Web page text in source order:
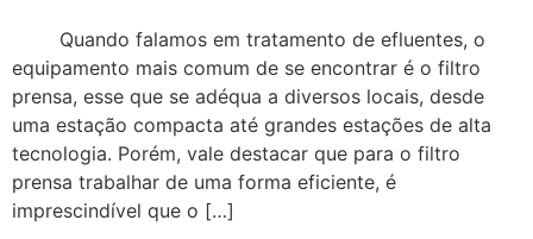
Quando falamos em tratamento de efluentes, o
equipamento mais comum de se encontrar é o filtro
prensa, esse que se adéqua a diversos locais, desde
uma estação compacta até grandes estações de alta
tecnologia. Porém, vale destacar que para o filtro
prensa trabalhar de uma forma eficiente, é
imprescindível que o […]